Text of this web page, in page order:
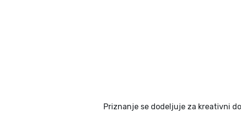
Priznanje se dodeljuje za kreativni